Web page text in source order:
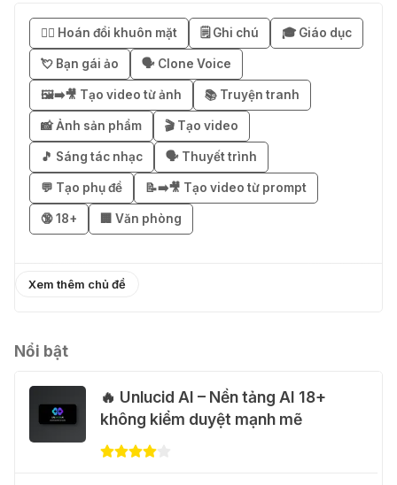
Business miễn phí 3–6 tháng
03 Thg 08 2026
🎁 Mẹo nhận 1 tháng ChatGPT Plus
miễn phí bằng VPN Mexico
02 Thg 08 2026
֎ Cách nhận ChatGPT Go 12 tháng
miễn phí
💃 Tạo video AI nhảy múa với Google
Flow Motion Control
31 Thg 07 2026
😶‍🌫️ Hoán đổi khuôn mặt 🗒️ Ghi chú 🎓 Giáo dục
💘 Bạn gái ảo 🗣️ Clone Voice
🖼️➡️🎥 Tạo video từ ảnh 📚 Truyện tranh
📸 Ảnh sản phẩm 🎬 Tạo video
🎵 Sáng tác nhạc 🗣️ Thuyết trình
💬 Tạo phụ đề 📝➡️🎥 Tạo video từ prompt
🔞 18+ 🏢 Văn phòng
Xem thêm chủ đề
Nổi bật
🔥 Unlucid AI – Nền tảng AI 18+
không kiểm duyệt mạnh mẽ